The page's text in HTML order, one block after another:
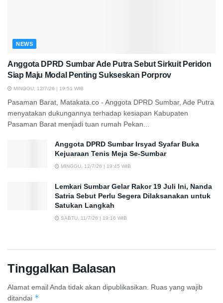
NEWS
Anggota DPRD Sumbar Ade Putra Sebut Sirkuit Peridon
Siap Maju Modal Penting Sukseskan Porprov
MINGGU, 12/7/26 | 19:51 WIB
Pasaman Barat, Matakata.co - Anggota DPRD Sumbar, Ade Putra
menyatakan dukungannya terhadap kesiapan Kabupaten
Pasaman Barat menjadi tuan rumah Pekan...
Anggota DPRD Sumbar Irsyad Syafar Buka
Kejuaraan Tenis Meja Se-Sumbar
MINGGU, 12/7/26 | 19:45 WIB
Lemkari Sumbar Gelar Rakor 19 Juli Ini, Nanda
Satria Sebut Perlu Segera Dilaksanakan untuk
Satukan Langkah
SABTU, 11/7/26 | 19:16 WIB
Tinggalkan Balasan
Alamat email Anda tidak akan dipublikasikan.
Ruas yang wajib
ditandai *